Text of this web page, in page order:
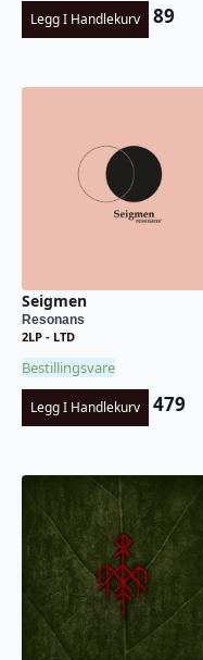
Legg I Handlekurv 89
Seigmen
Resonans
2LP - LTD
Bestillingsvare
Legg I Handlekurv 479